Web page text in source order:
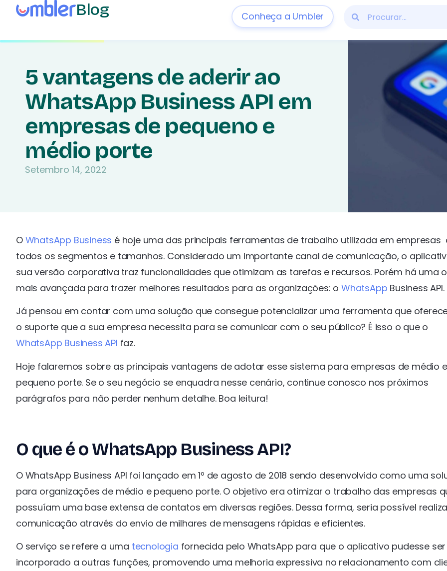
Blog Conheça a Umbler
5 vantagens de aderir ao
WhatsApp Business API em
empresas de pequeno e
médio porte
Setembro 14, 2022
O WhatsApp Business é hoje uma das principais ferramentas de trabalho utilizada em empresas
todos os segmentos e tamanhos. Considerado um importante canal de comunicação, o
sua versão corporativa traz funcionalidades que otimizam as tarefas e recursos. Porém há uma
mais avançada para trazer melhores resultados para as organizações: o WhatsApp Business API.
Já pensou em contar com uma solução que consegue potencializar uma ferramenta que
o suporte que a sua empresa necessita para se comunicar com o seu público? É isso o que o
WhatsApp Business API faz.
Hoje falaremos sobre as principais vantagens de adotar esse sistema para empresas de médio e
pequeno porte. Se o seu negócio se enquadra nesse cenário, continue conosco nos próximos
parágrafos para não perder nenhum detalhe. Boa leitura!
O que é o WhatsApp Business API?
O WhatsApp Business API foi lançado em 1º de agosto de 2018 sendo desenvolvido como uma
para organizações de médio e pequeno porte. O objetivo era otimizar o trabalho das empresas
possuíam uma base extensa de contatos em diversas regiões. Dessa forma, seria possível
comunicação através do envio de milhares de mensagens rápidas e eficientes.
O serviço se refere a uma tecnologia fornecida pelo WhatsApp para que o aplicativo pudesse ser
incorporado a outras funções, promovendo uma melhoria expressiva no relacionamento com